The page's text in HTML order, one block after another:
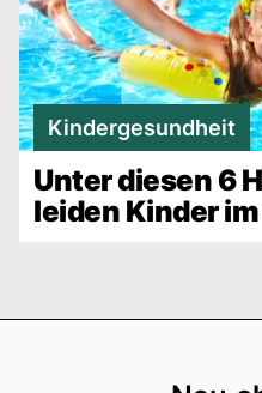
Kindergesundheit
Unter diesen 6
leiden Kinder